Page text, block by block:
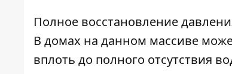
Полное восстановление
В домах на данном массиве
вплоть до полного отсутствия